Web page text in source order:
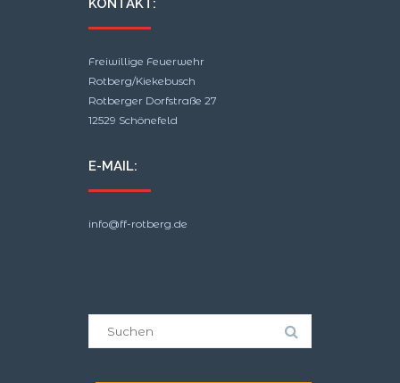
KONTAKT:
Freiwillige Feuerwehr
Rotberg/Kiekebusch
Rotberger Dorfstraße 27
12529 Schönefeld
E-MAIL:
info@ff-rotberg.de